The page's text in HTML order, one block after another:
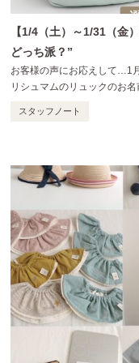
【1/4（土）～1/31（金
どっち派？”
お客様の声にお応えして…1
リシュマムのリュックのお
スタッフノート